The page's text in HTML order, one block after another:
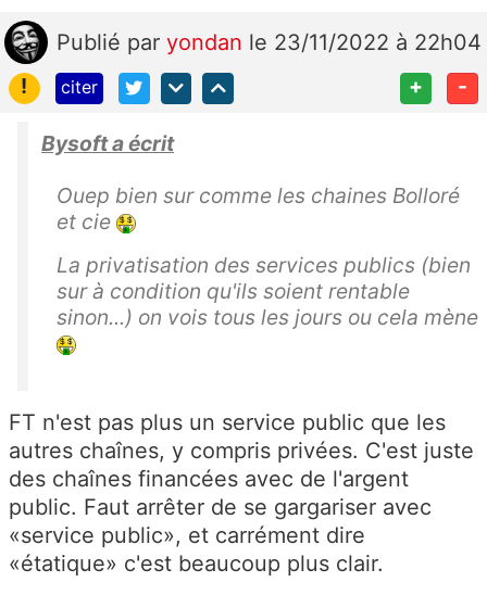
Publié par yondan le 23/11/2022 à 22h04
!
citer + -
Bysoft a écrit
Ouep bien sur comme les chaines Bolloré
et cie
La privatisation des services publics (bien
sur à condition qu'ils soient rentable
sinon...) on vois tous les jours ou cela mène
FT n'est pas plus un service public que les
autres chaînes, y compris privées. C'est juste
des chaînes financées avec de l'argent
public. Faut arrêter de se gargariser avec
«service public», et carrément dire
«étatique» c'est beaucoup plus clair.